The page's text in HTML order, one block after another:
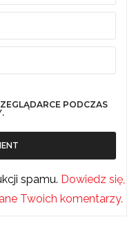
PODCZAS
spamu. Dowiedz się,
Twoich komentarzy.